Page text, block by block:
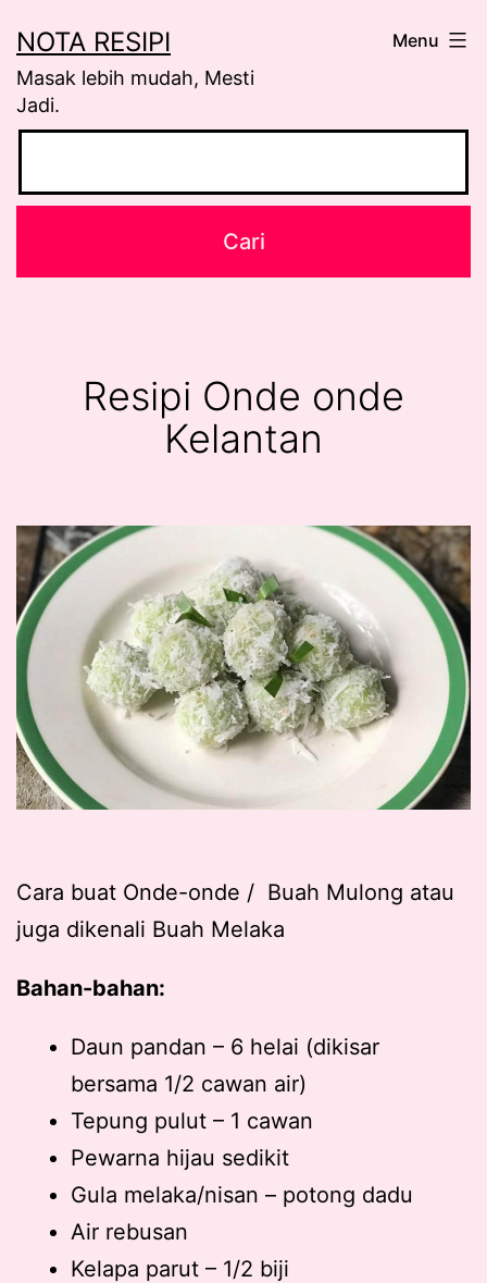
to
content
NOTA RESIPI
Masak lebih mudah, Mesti
Jadi.
Menu
Resipi Onde onde
Kelantan
Cara buat Onde-onde / Buah Mulong atau
juga dikenali Buah Melaka
Bahan-bahan:
Daun pandan – 6 helai (dikisar
bersama 1/2 cawan air)
Tepung pulut – 1 cawan
Pewarna hijau sedikit
Gula melaka/nisan – potong dadu
Air rebusan
Kelapa parut – 1/2 biji